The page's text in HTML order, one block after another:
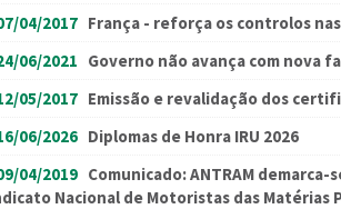
04/2017 França - reforça os controlos
06/2021 Governo não avança com nova
05/2017 Emissão e revalidação dos
06/2026 Diplomas de Honra IRU 2026
04/2019 Comunicado: ANTRAM
Nacional de Motoristas das Matérias